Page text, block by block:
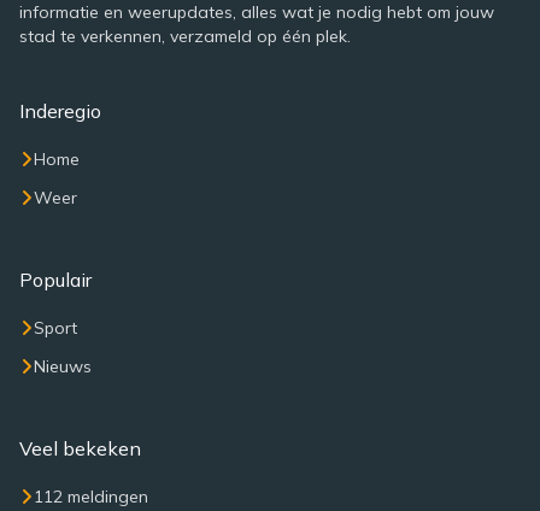
informatie en weerupdates, alles wat je nodig hebt om jouw
stad te verkennen, verzameld op één plek.
Inderegio
Home
Weer
Populair
Sport
Nieuws
Veel bekeken
112 meldingen